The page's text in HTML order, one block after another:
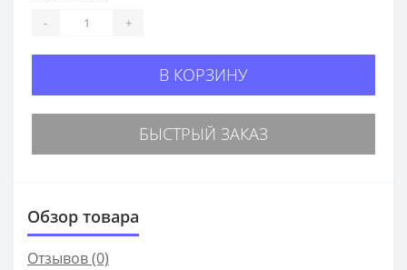
- +
В КОРЗИНУ
БЫСТРЫЙ ЗАКАЗ
Обзор товара
Отзывов (0)